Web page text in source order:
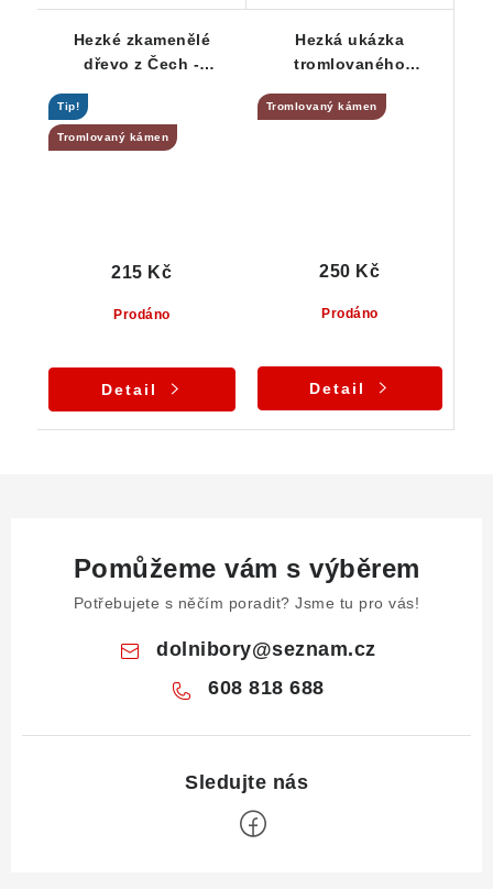
Hezké zkamenělé
dřevo z Čech -
Tip!
Tromlovaný kámen
Prodáno
215 Kč
Detail
Hezká ukázka
tromlovaného
Tromlovaný kámen
Prodáno
250 Kč
Detail
Pomůžeme vám s výběrem
Potřebujete s něčím poradit? Jsme tu pro vás!
dolnibory@seznam.cz
608 818 688